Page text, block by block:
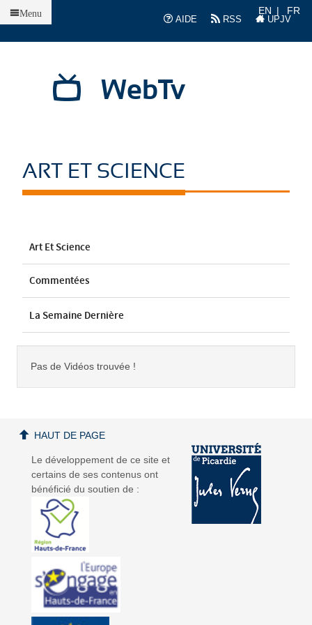
AIDE
RSS UPJV
EN FR
WebTv
Menu
ART ET SCIENCE
Art Et Science
Commentées
La Semaine Dernière
Pas de Vidéos trouvée !
Le développement de ce site et
certains de ses contenus ont
bénéficié du soutien de :
HAUT DE PAGE